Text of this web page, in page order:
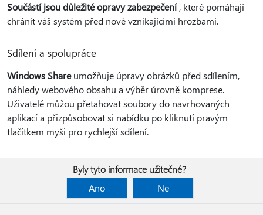
Součástí jsou důležité opravy zabezpečení, které pomáhají
chránit váš systém před nově vznikajícími hrozbami.
Sdílení a spolupráce
Windows Shareumožňuje úpravy obrázků před sdílením,
náhledy webového obsahu a výběr úrovně komprese.
Uživatelé můžou přetahovat soubory do navrhovaných
aplikací a přizpůsobovat si nabídku po kliknutí pravým
tlačítkem myši pro rychlejší sdílení.
Byly tyto informace užitečné?
Ano
Ne